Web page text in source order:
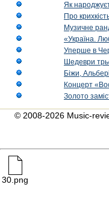
Як
Про
Музичне
«Україна.
Уперше в
Шедеври
Біжи,
Концерт
Золото
© 2008-2026 Music-
30.png